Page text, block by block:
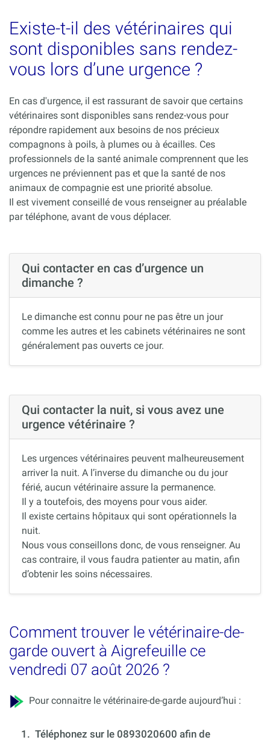
Existe-t-il des vétérinaires qui
sont disponibles sans rendez-
vous lors d’une urgence ?
En cas d'urgence, il est rassurant de savoir que certains
vétérinaires sont disponibles sans rendez-vous pour
répondre rapidement aux besoins de nos précieux
compagnons à poils, à plumes ou à écailles. Ces
professionnels de la santé animale comprennent que les
urgences ne préviennent pas et que la santé de nos
animaux de compagnie est une priorité absolue.
Il est vivement conseillé de vous renseigner au préalable
par téléphone, avant de vous déplacer.
Qui contacter en cas d’urgence un
dimanche ?
Le dimanche est connu pour ne pas être un jour
comme les autres et les cabinets vétérinaires ne sont
généralement pas ouverts ce jour.
Qui contacter la nuit, si vous avez une
urgence vétérinaire ?
Les urgences vétérinaires peuvent malheureusement
arriver la nuit. A l’inverse du dimanche ou du jour
férié, aucun vétérinaire assure la permanence.
Il y a toutefois, des moyens pour vous aider.
Il existe certains hôpitaux qui sont opérationnels la
nuit.
Nous vous conseillons donc, de vous renseigner. Au
cas contraire, il vous faudra patienter au matin, afin
d’obtenir les soins nécessaires.
Comment trouver le vétérinaire-de-
garde ouvert à Aigrefeuille ce
vendredi 07 août 2026 ?
Pour connaitre le vétérinaire-de-garde aujourd’hui :
1. Téléphonez sur le 0893020600 afin de